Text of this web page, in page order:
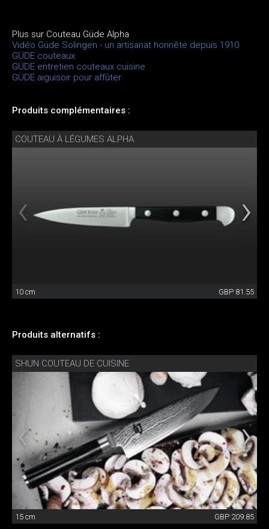
Plus sur Couteau Güde Alpha
Vidéo Güde Solingen - un artisanat honnête depuis 1910
GÜDE couteaux
GÜDE entretien couteaux cuisine
GÜDE aiguisoir pour affûter
Produits complémentaires :
COUTEAU À LÉGUMES ALPHA
10 cm GBP 81.55
Produits alternatifs :
SHUN COUTEAU DE CUISINE
15 cm GBP 209.85